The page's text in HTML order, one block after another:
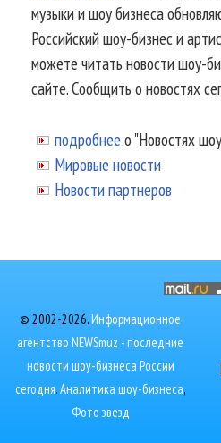
музыки и шоу бизнеса
Российский шоу-бизнес и
можете читать новости шоу-
сайте. Сообщить о новостях
подробнее о "Новостях
Мировые новости
Новости партнеров
© 2002-2026.Информационное
агентство NEWSmuz - последние
новости шоу-бизнеса России
сегодня.Аналитика шоу-бизнеса,
Фото звезд